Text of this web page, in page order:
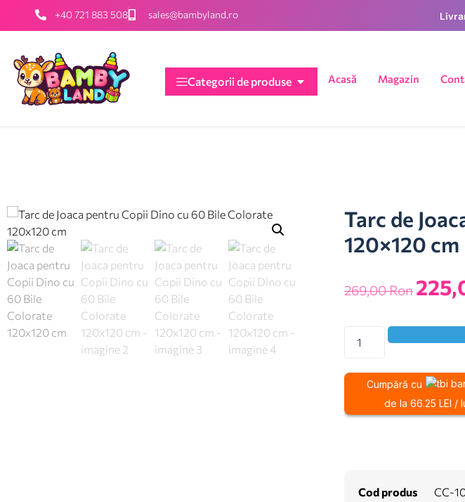
+40 721 883 508 sales@bambyland.ro
Categorii de produse Acasă Magazin
Tarc de
120×120 cm
269,00Ron
Cumpără cu
de la 66.25 LEI /
Cod produs
CC-